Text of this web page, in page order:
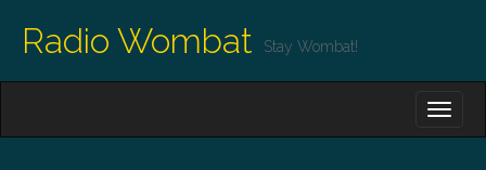
Radio Wombat Stay Wombat!